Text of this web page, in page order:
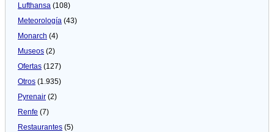
Lufthansa (108)
Meteorologí­a (43)
Monarch (4)
Museos (2)
Ofertas (127)
Otros (1.935)
Pyrenair (2)
Renfe (7)
Restaurantes (5)